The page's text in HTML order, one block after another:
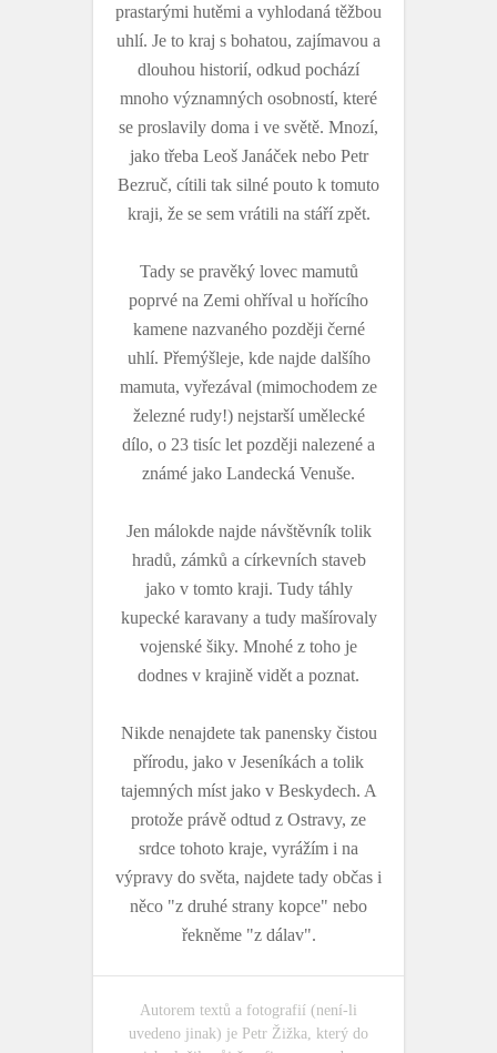
prastarými hutěmi a vyhlodaná těžbou
uhlí. Je to kraj s bohatou, zajímavou a
dlouhou historií, odkud pochází
mnoho významných osobností, které
se proslavily doma i ve světě. Mnozí,
jako třeba Leoš Janáček nebo Petr
Bezruč, cítili tak silné pouto k tomuto
kraji, že se sem vrátili na stáří zpět.
Tady se pravěký lovec mamutů
poprvé na Zemi ohříval u hořícího
kamene nazvaného později černé
uhlí. Přemýšleje, kde najde dalšího
mamuta, vyřezával (mimochodem ze
železné rudy!) nejstarší umělecké
dílo, o 23 tisíc let později nalezené a
známé jako Landecká Venuše.
Jen málokde najde návštěvník tolik
hradů, zámků a církevních staveb
jako v tomto kraji. Tudy táhly
kupecké karavany a tudy mašírovaly
vojenské šiky. Mnohé z toho je
dodnes v krajině vidět a poznat.
Nikde nenajdete tak panensky čistou
přírodu, jako v Jeseníkách a tolik
tajemných míst jako v Beskydech. A
protože právě odtud z Ostravy, ze
srdce tohoto kraje, vyrážím i na
výpravy do světa, najdete tady občas i
něco "z druhé strany kopce" nebo
řekněme "z dálav".
Autorem textů a fotografií (není-li
uvedeno jinak) je Petr Žižka, který do